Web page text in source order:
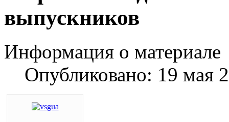
выпускников
Информация о материале
Опубликовано: 19 мая